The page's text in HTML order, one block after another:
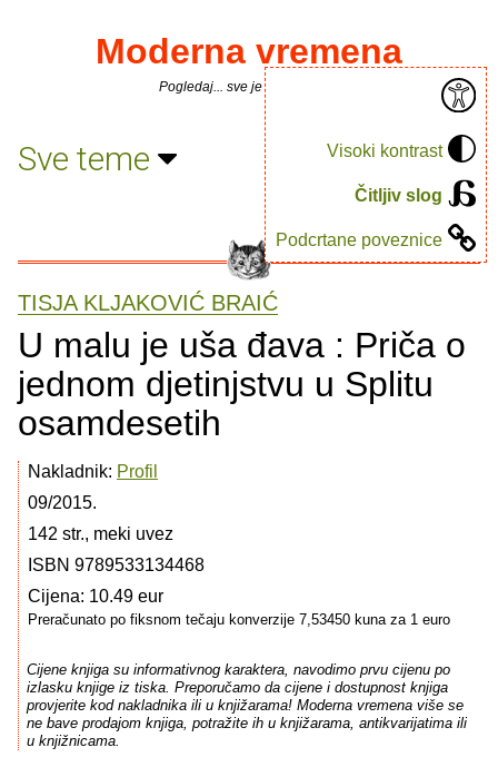
Visoki kontrast
Čitljiv slog
Podcrtane poveznice
Moderna vremena
Pogledaj... sve je puno knjiga.
Sve teme
TISJA KLJAKOVIĆ BRAIĆ
U malu je uša đava : Priča o
jednom djetinjstvu u Splitu
osamdesetih
Nakladnik: Profil
09/2015.
142 str., meki uvez
ISBN 9789533134468
Cijena: 10.49 eur
Preračunato po fiksnom tečaju konverzije 7,53450 kuna za 1 euro
Cijene knjiga su informativnog karaktera, navodimo prvu cijenu po
izlasku knjige iz tiska. Preporučamo da cijene i dostupnost knjiga
provjerite kod nakladnika ili u knjižarama! Moderna vremena više se
ne bave prodajom knjiga, potražite ih u knjižarama, antikvarijatima ili
u knjižnicama.